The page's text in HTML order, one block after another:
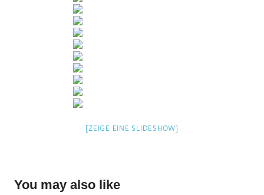
[ZEIGE EINE SLIDESHOW]
You may also like